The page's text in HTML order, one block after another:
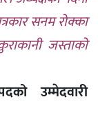
सनम रोक्का
जस्ताको
उम्मेदवारी